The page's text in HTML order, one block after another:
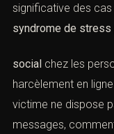
significative des cas
syndrome de
social chez les
harcèlement en
victime ne dispose
messages,